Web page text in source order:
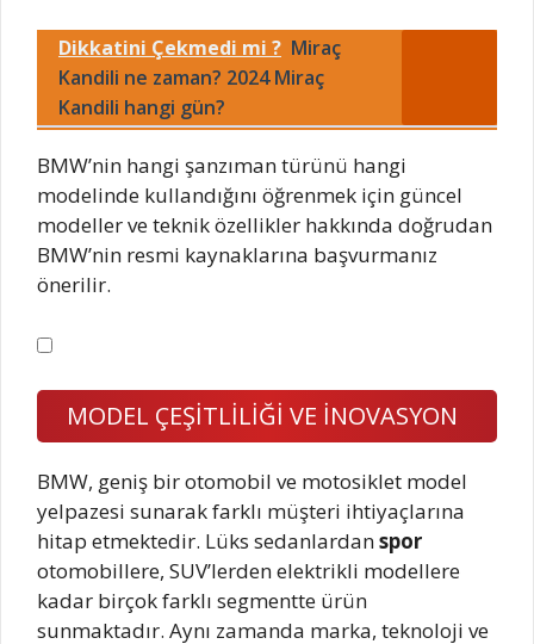
Dikkatini Çekmedi mi ? Miraç
Kandili ne zaman? 2024 Miraç
Kandili hangi gün?
BMW’nin hangi şanzıman türünü hangi
modelinde kullandığını öğrenmek için güncel
modeller ve teknik özellikler hakkında doğrudan
BMW’nin resmi kaynaklarına başvurmanız
önerilir.
MODEL ÇEŞİTLİLİĞİ VE İNOVASYON
BMW, geniş bir otomobil ve motosiklet model
yelpazesi sunarak farklı müşteri ihtiyaçlarına
hitap etmektedir. Lüks sedanlardanspor
otomobillere, SUV’lerden elektrikli modellere
kadar birçok farklı segmentte ürün
sunmaktadır. Aynı zamanda marka, teknoloji ve